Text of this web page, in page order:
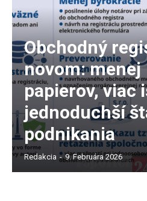
Obchodný
novom: menej
papierov, viac
jednoduchší
podnikania
Redakcia - 9. Februára 2026